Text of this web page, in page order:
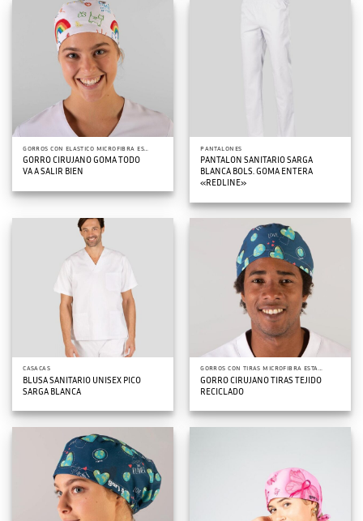
GORROS CON ELASTICO MICROFIBRA ESTAMPADOS
GORRO CIRUJANO GOMA TODO
VA A SALIR BIEN
PANTALONES
PANTALON SANITARIO SARGA
BLANCA BOLS. GOMA ENTERA
«REDLINE»
CASACAS
BLUSA SANITARIO UNISEX PICO
SARGA BLANCA
GORROS CON TIRAS MICROFIBRA ESTAMPADOS
GORRO CIRUJANO TIRAS TEJIDO
RECICLADO